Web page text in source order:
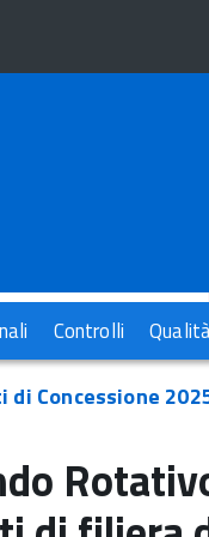
Controlli
di Concessione